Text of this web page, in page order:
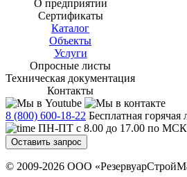
О предприятии
Сертификаты
Каталог
Объекты
Услуги
Опросные листы
Техническая документация
Контакты
8 (800) 600-18-22 Бесплатная горячая
ПН-ПТ с 8.00 до 17.00 по
Оставить запрос
© 2009-2026 ООО